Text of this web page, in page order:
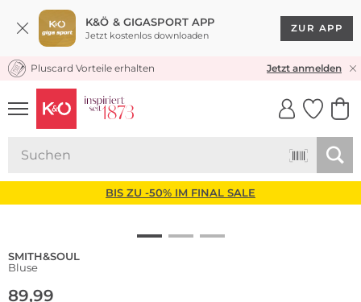
K&Ö & GIGASPORT APP
Jetzt kostenlos downloaden
ZUR APP
KOSTENLOSER VERSAND* & RÜCKVERSAND
Pluscard Vorteile erhalten Jetzt anmelden
UNSERE APP
CLICK &
BIS ZU -50% IM FINAL SALE
SMITH&SOUL
Bluse
89,99